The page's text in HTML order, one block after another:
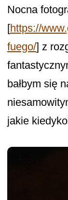
Nocna
[https://
fuego/] z
bałbym się
jakie